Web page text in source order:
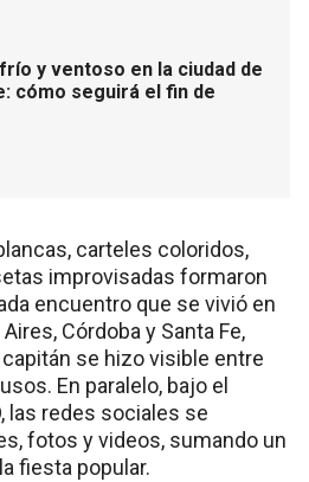
y ventoso en la ciudad de
cómo seguirá el fin de
carteles coloridos,
improvisadas formaron
encuentro que se vivió en
Córdoba y Santa Fe,
se hizo visible entre
En paralelo, bajo el
las redes sociales se
fotos y videos, sumando un
fiesta popular.